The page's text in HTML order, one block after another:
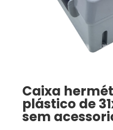
Caixa
plástico de
sem